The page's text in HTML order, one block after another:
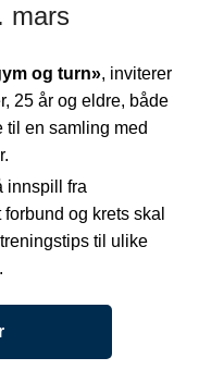
mars
og turn», inviterer
25 år og eldre, både
til en samling med
innspill fra
og krets skal
til ulike